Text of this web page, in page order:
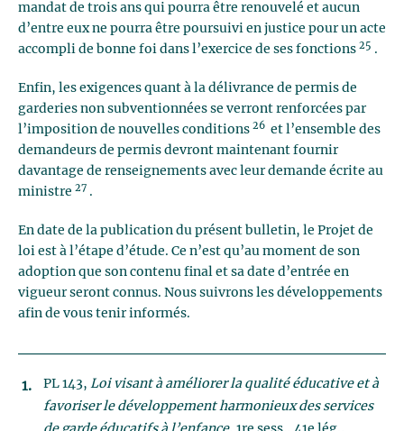
mandat de trois ans qui pourra être renouvelé et aucun
d’entre eux ne pourra être poursuivi en justice pour un acte
accompli de bonne foi dans l’exercice de ses fonctions 25 .
Enfin, les exigences quant à la délivrance de permis de
garderies non subventionnées se verront renforcées par
l’imposition de nouvelles conditions 26 et l’ensemble des
demandeurs de permis devront maintenant fournir
davantage de renseignements avec leur demande écrite au
ministre 27 .
En date de la publication du présent bulletin, le Projet de
loi est à l’étape d’étude. Ce n’est qu’au moment de son
adoption que son contenu final et sa date d’entrée en
vigueur seront connus. Nous suivrons les développements
afin de vous tenir informés.
PL 143, Loi visant à améliorer la qualité éducative et à
favoriser le développement harmonieux des services